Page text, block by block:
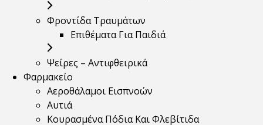
Φροντίδα Τραυμάτων
Επιθέματα Για Παιδιά
Ψείρες – Αντιφθειρικά
Φαρμακείο
Αεροθάλαμοι Εισπνοών
Αυτιά
Κουρασμένα Πόδια Και Φλεβίτιδα